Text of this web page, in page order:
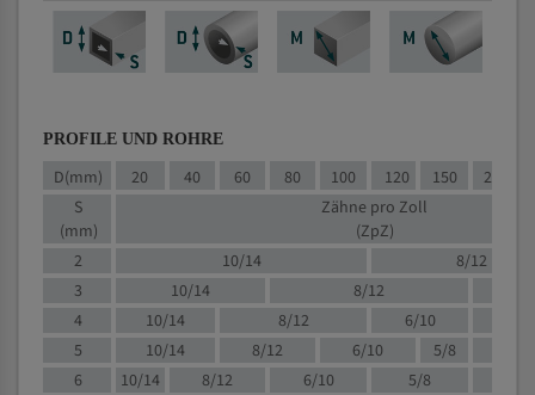
PROFILE UND ROHRE
D(mm) 20 40 60 80 100 120 150 200
S
(mm)
Zähne pro Zoll
(ZpZ)
2
10/14
8/12
3
10/14 8/12
4
10/14 8/12 6/10
5
10/14 8/12 6/10
5/8
6
10/14 8/12 6/10
5/8